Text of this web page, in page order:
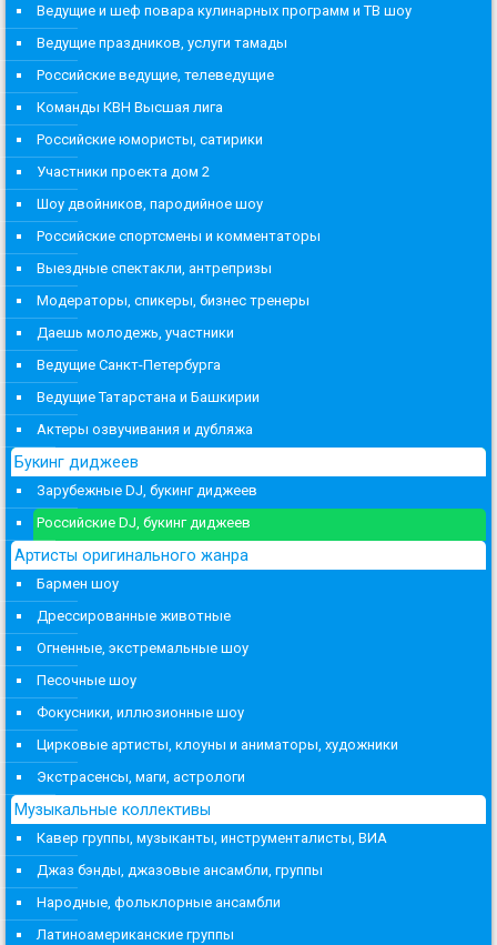
Ведущие и шеф повара кулинарных программ и ТВ шоу
Ведущие праздников, услуги тамады
Российские ведущие, телеведущие
Команды КВН Высшая лига
Российские юмористы, сатирики
Участники проекта дом 2
Шоу двойников, пародийное шоу
Российские спортсмены и комментаторы
Выездные спектакли, антрепризы
Модераторы, спикеры, бизнес тренеры
Даешь молодежь, участники
Ведущие Санкт-Петербурга
Ведущие Татарстана и Башкирии
Актеры озвучивания и дубляжа
Букинг диджеев
Зарубежные DJ, букинг диджеев
Российские DJ, букинг диджеев
Артисты оригинального жанра
Бармен шоу
Дрессированные животные
Огненные, экстремальные шоу
Песочные шоу
Фокусники, иллюзионные шоу
Цирковые артисты, клоуны и аниматоры, художники
Экстрасенсы, маги, астрологи
Музыкальные коллективы
Кавер группы, музыканты, инструменталисты, ВИА
Джаз бэнды, джазовые ансамбли, группы
Народные, фольклорные ансамбли
Латиноамериканские группы